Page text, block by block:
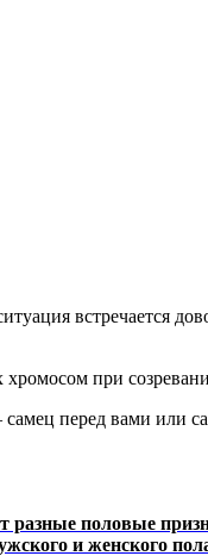
встречается
при
перед вами
половые
и женского